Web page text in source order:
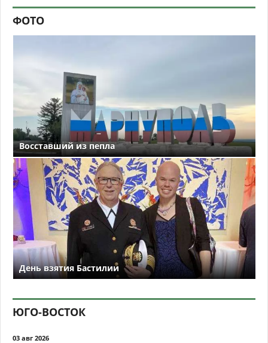
ФОТО
Восставший из пепла
День взятия Бастилии
ЮГО-ВОСТОК
03 авг 2026